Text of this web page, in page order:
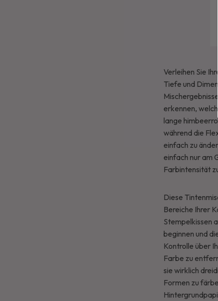
Verleihen Sie
Tiefe und
erkennen,
lange
während die
einfach zu
einfach nur am
Farbintensität
Diese
Bereiche Ihrer
Stempelkissen
beginnen und
Kontrolle über
Farbe zu
sie wirklich
Formen zu